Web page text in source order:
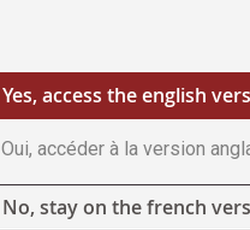
Yes, access the english
Oui, accéder à la version
No, stay on the french